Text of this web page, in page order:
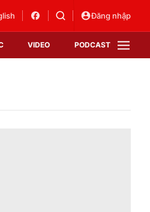
Đăng nhập
VIDEO PODCAST
VTV Sức khoẻ